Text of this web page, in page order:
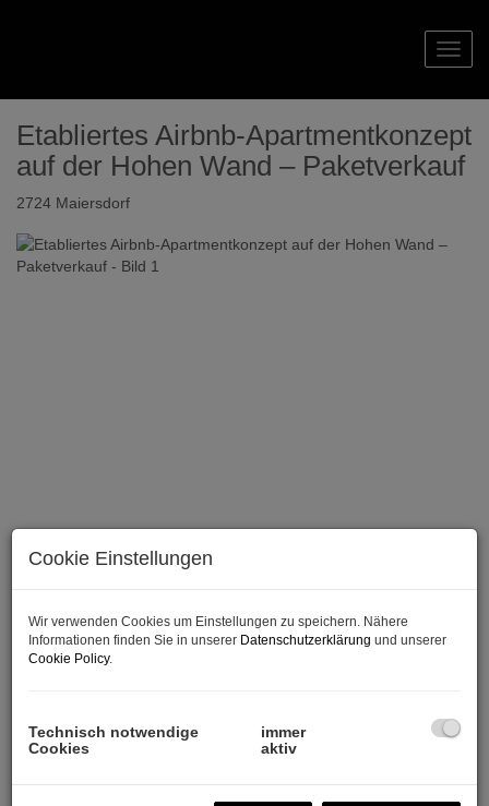
Etabliertes Airbnb-Apartmentkonzept
auf der Hohen Wand – Paketverkauf
2724 Maiersdorf
Cookie Einstellungen
Wir verwenden Cookies um Einstellungen zu speichern. Nähere
Informationen finden Sie in unserer Datenschutzerklärung und unserer
Cookie Policy.
Technisch notwendige
Cookies
immer
aktiv